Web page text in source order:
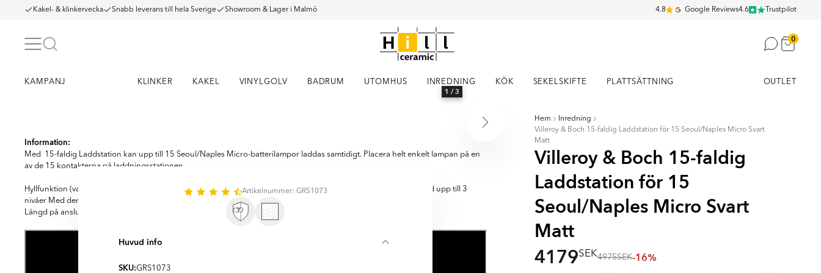
Kakel- & klinkervecka Snabb leverans till hela Sverige Showroom & Lager i Malmö 4.8 Google Reviews4.6 Trustpilot
0
KAMPANJ KLINKER KAKEL VINYLGOLV BADRUM UTOMHUS INREDNING KÖK SEKELSKIFTE PLATTSÄTTNING OUTLET
of
3
1 / 3
Hem
Inredning
Villeroy & Boch 15-faldig Laddstation för 15 Seoul/Naples Micro Svart
Matt
Villeroy & Boch 15-faldig
Laddstation för 15
Seoul/Naples Micro Svart
Matt
4179SEK4975SEK-16%
Information:
Med 15-faldig Laddstation kan upp till 15 Seoul/Naples Micro-batterilampor laddas samtidigt. Placera helt enkelt lampan på en
av de 15 kontakterna på laddningsstationen.
Hyllfunktion (valfritt) Laddningsstationen kan kombineras med andra laddningsstationer för att skapa en hylla med upp till 3
nivåer Med denna kombination kan upp till 45 batterilampor laddas samtidigt, med en mycket liten fotavtryck!
Längd på anslutningskabel: 3,1 m
Artikelnummer: GRS1073
Huvud info
SKU:GRS1073